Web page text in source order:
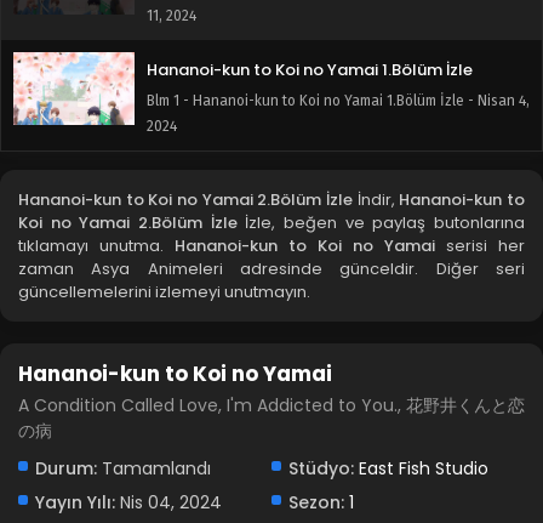
11, 2024
Hananoi-kun to Koi no Yamai 1.Bölüm İzle
Blm 1 - Hananoi-kun to Koi no Yamai 1.Bölüm İzle - Nisan 4,
2024
Hananoi-kun to Koi no Yamai 2.Bölüm İzle İndir, Hananoi-kun to
Koi no Yamai 2.Bölüm İzleİzle, beğen ve paylaş butonlarına
tıklamayı unutma. Hananoi-kun to Koi no Yamai serisi her
zaman Asya Animeleri adresinde günceldir. Diğer seri
güncellemelerini izlemeyi unutmayın.
Hananoi-kun to Koi no Yamai
A Condition Called Love, I'm Addicted to You., 花野井くんと恋
の病
Durum: Tamamlandı Stüdyo: East Fish Studio
Yayın Yılı: Nis 04, 2024 Sezon: 1